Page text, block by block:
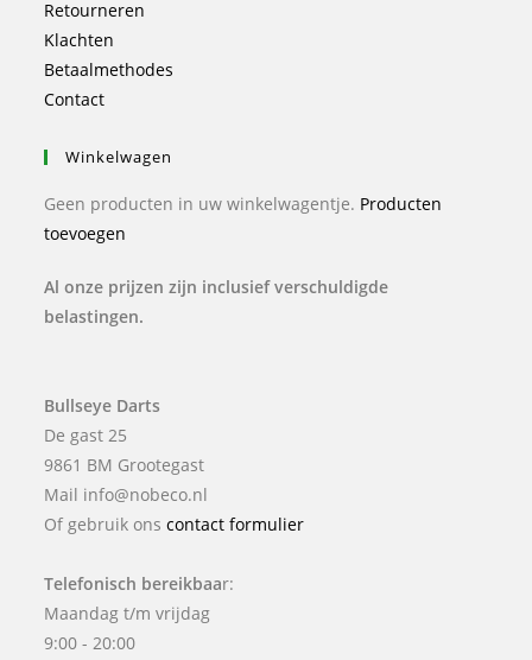
Retourneren
Klachten
Betaalmethodes
Contact
Winkelwagen
Geen producten in uw winkelwagentje. Producten
toevoegen
Al onze prijzen zijn inclusief verschuldigde
belastingen.
Bullseye Darts
De gast 25
9861 BM Grootegast
Mail info@nobeco.nl
Of gebruik onscontact formulier
Telefonisch bereikbaar:
Maandag t/m vrijdag
9:00 - 20:00